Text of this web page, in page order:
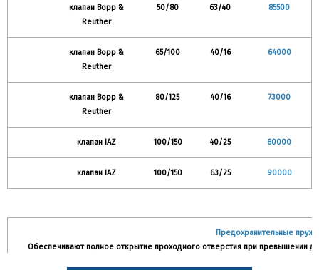
клапан Bopp &
Reuther
50/80 63/40 85500
клапан Bopp &
Reuther
65/100 40/16 64000
клапан Bopp &
Reuther
80/125 40/16 73000
клапан IAZ 100/150 40/25 60000
клапан IAZ 100/150 63/25 90000
Предохранительные
Обеспечивают полное открытие проходного отверстия при превышении